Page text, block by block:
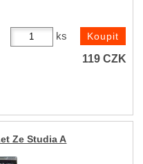
ks
119CZK
Ze Studia A